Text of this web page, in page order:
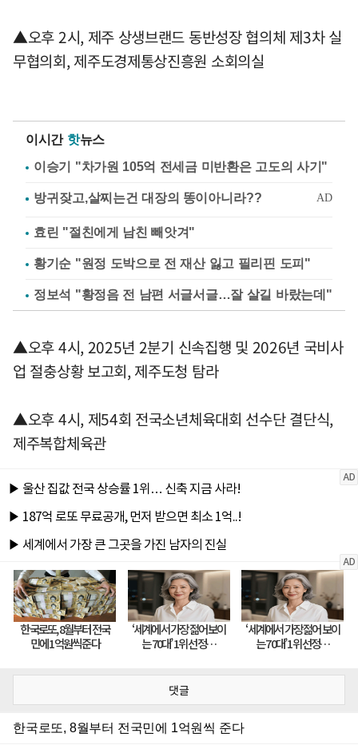
▲오후 2시, 제주 상생브랜드 동반성장 협의체 제3차 실
무협의회, 제주도경제통상진흥원 소회의실
이시간 핫뉴스
이승기 "차가원 105억 전세금 미반환은 고도의 사기"
효린 "절친에게 남친 빼앗겨"
황기순 "원정 도박으로 전 재산 잃고 필리핀 도피"
정보석 "황정음 전 남편 서글서글…잘 살길 바랐는데"
▲오후 4시, 2025년 2분기 신속집행 및 2026년 국비사
업 절충상황 보고회, 제주도청 탐라
▲오후 4시, 제54회 전국소년체육대회 선수단 결단식,
제주복합체육관
댓글